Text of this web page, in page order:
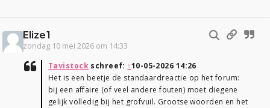
Elize1
zondag 10 mei 2026 om 14:33
Tavistockschreef: ↑10-05-2026 14:26
Het is een beetje de standaardreactie op het forum:
bij een affaire (of veel andere fouten) moet diegene
gelijk volledig bij het grofvuil. Grootse woorden en het